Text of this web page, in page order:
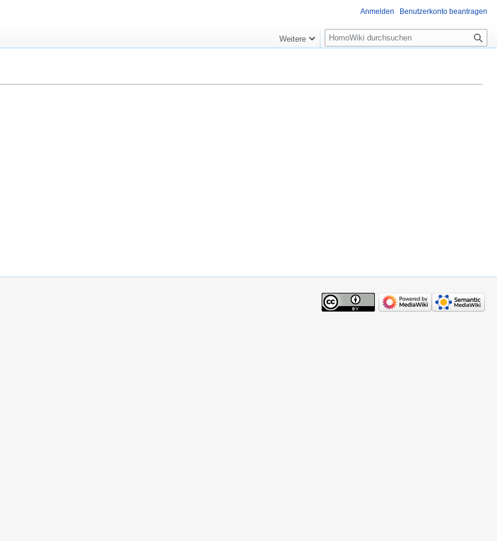
Anmelden Benutzerkonto beantragen
Weitere
Suche